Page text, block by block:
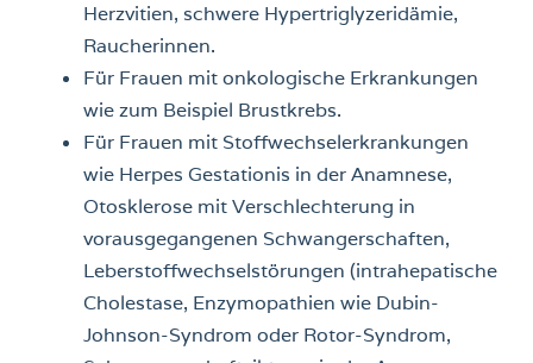
Herzvitien, schwere Hypertriglyzeridämie,
Raucherinnen.
Für Frauen mit onkologische Erkrankungen
wie zum Beispiel Brustkrebs.
Für Frauen mit Stoffwechselerkrankungen
wie Herpes Gestationis in der Anamnese,
Otosklerose mit Verschlechterung in
vorausgegangenen Schwangerschaften,
Leberstoffwechselstörungen (intrahepatische
Cholestase, Enzymopathien wie Dubin-
Johnson-Syndrom oder Rotor-Syndrom,